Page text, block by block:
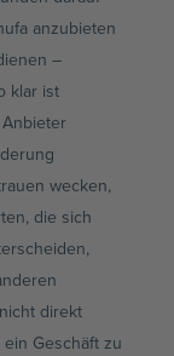
anzubieten
–
klar ist
wecken,
die sich
nicht direkt
Geschäft zu